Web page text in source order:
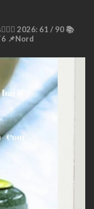
2026: 61 / 90 📚
📌Nord